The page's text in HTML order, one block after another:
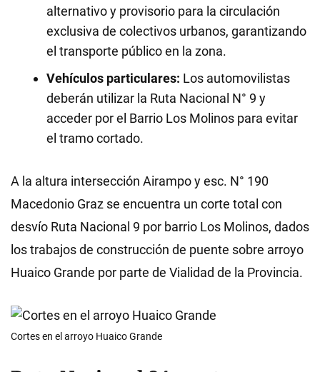
alternativo y provisorio para la circulación
exclusiva de colectivos urbanos, garantizando
el transporte público en la zona.
Vehículos particulares: Los automovilistas
deberán utilizar la Ruta Nacional N° 9 y
acceder por el Barrio Los Molinos para evitar
el tramo cortado.
A la altura intersección Airampo y esc. N° 190
Macedonio Graz se encuentra un corte total con
desvío Ruta Nacional 9 por barrio Los Molinos, dados
los trabajos de construcción de puente sobre arroyo
Huaico Grande por parte de Vialidad de la Provincia.
Cortes en el arroyo Huaico Grande